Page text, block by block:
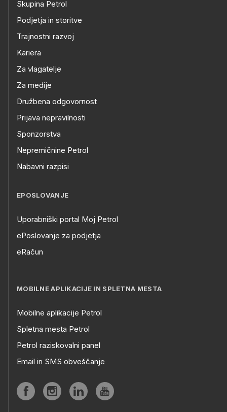
Skupina Petrol
Podjetja in storitve
Trajnostni razvoj
Kariera
Za vlagatelje
Za medije
Družbena odgovornost
Prijava nepravilnosti
Sponzorstva
Nepremičnine Petrol
Nabavni razpisi
EPOSLOVANJE
Uporabniški portal Moj Petrol
ePoslovanje za podjetja
eRačun
MOBILNE APLIKACIJE IN SPLETNA MESTA
Mobilne aplikacije Petrol
Spletna mesta Petrol
Petrol raziskovalni panel
Email in SMS obveščanje